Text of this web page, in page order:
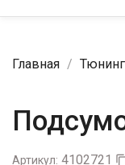
Главная
Артикул: 4102721